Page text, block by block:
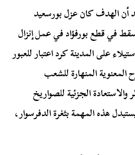
طائرة وأعتقد أن الهدف كان عزل بورسعيد
في قطع بورفؤاد في عمل إنزال
على المدينة كرد اعتبار للعبور
المعنوية المنهارة للشعب
والاستعادة الجزئية للصواريخ
هذه المهمة بثغرة الدفرسوار،